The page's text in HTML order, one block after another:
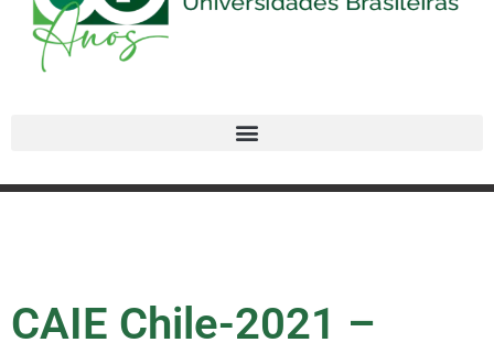
CAIE Chile-2021 –